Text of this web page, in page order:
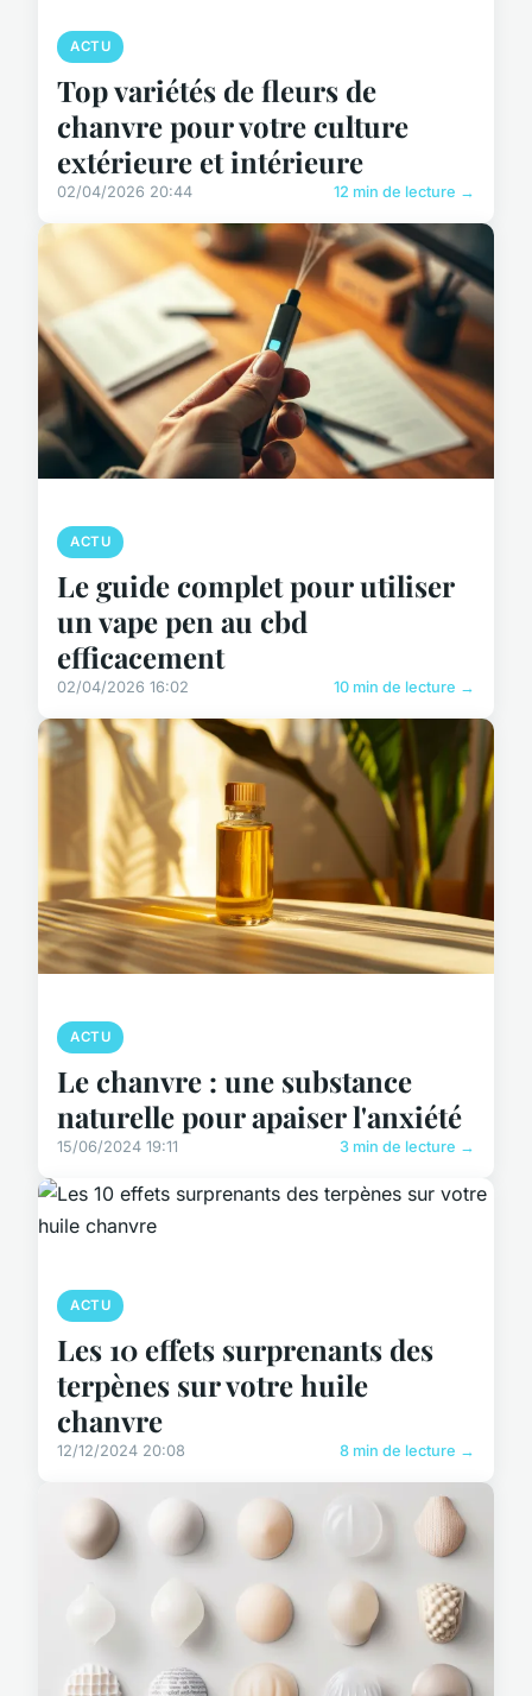
ACTU
Top variétés de fleurs de
chanvre pour votre culture
extérieure et intérieure
02/04/2026 20:44 12 min de lecture →
ACTU
Le guide complet pour utiliser
un vape pen au cbd
efficacement
02/04/2026 16:02 10 min de lecture →
ACTU
Le chanvre : une substance
naturelle pour apaiser l'anxiété
15/06/2024 19:11 3 min de lecture →
ACTU
Les 10 effets surprenants des
terpènes sur votre huile
chanvre
12/12/2024 20:08 8 min de lecture →